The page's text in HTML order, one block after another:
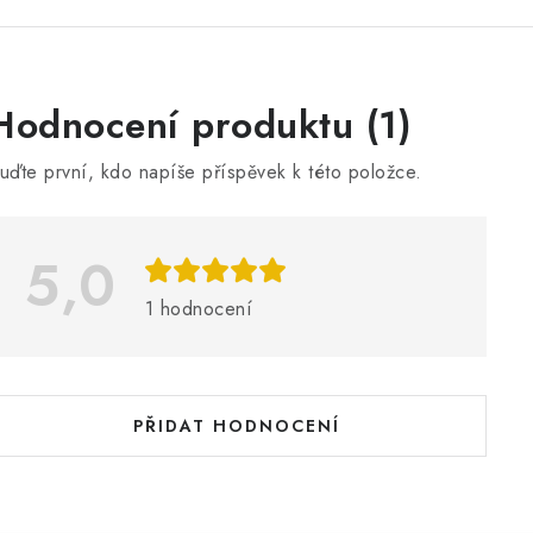
produktu (1)
první, kdo napíše příspěvek k této položce.
5,0 1 hodnocení
PŘIDAT HODNOCENÍ